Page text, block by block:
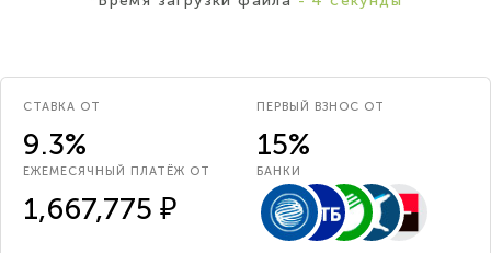
СТАВКА ОТ
9.3%
ПЕРВЫЙ ВЗНОС ОТ
15%
ЕЖЕМЕСЯЧНЫЙ ПЛАТЁЖ ОТ
1,667,775 ₽
БАНКИ